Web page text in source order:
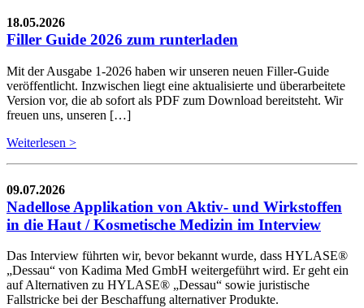
18.05.2026
Filler Guide 2026 zum runterladen
Mit der Ausgabe 1-2026 haben wir unseren neuen Filler-Guide
veröffentlicht. Inzwischen liegt eine aktualisierte und überarbeitete
Version vor, die ab sofort als PDF zum Download bereitsteht. Wir
freuen uns, unseren […]
Weiterlesen >
09.07.2026
Nadellose Applikation von Aktiv- und Wirkstoffen
in die Haut / Kosmetische Medizin im Interview
Das Interview führten wir, bevor bekannt wurde, dass HYLASE®
„Dessau“ von Kadima Med GmbH weitergeführt wird. Er geht ein
auf Alternativen zu HYLASE® „Dessau“ sowie juristische
Fallstricke bei der Beschaffung alternativer Produkte.